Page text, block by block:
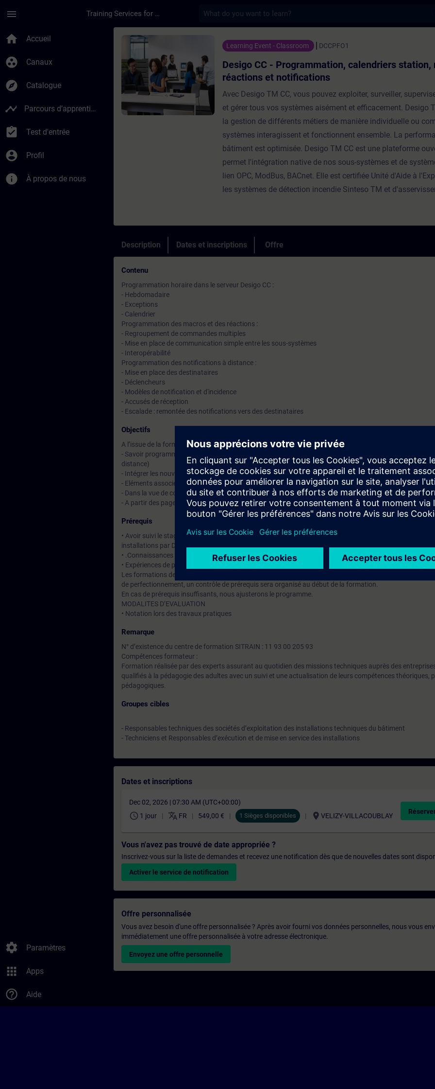
menu Training Services for Digital Industries
home Accueil
group_work Canaux
explore Catalogue
timeline Parcours d’apprentissage
assignment_turned_in Test d'entrée
account_circle Profil
info À propos de nous
settings Paramètres
apps Apps
help_outline Aide
Cours - Desigo CC - Programmation, calendriers station,
Learning Event - Classroom DCCPFO1
Desigo CC - Programmation, calendriers station,
réactions et notifications
Avec Desigo TM CC, vous pouvez exploiter, surveiller,
et gérer tous vos systèmes aisément et efficacement. Desigo
la gestion de différents métiers de manière individuelle ou
systèmes interagissent et fonctionnent ensemble. La
bâtiment est optimisée. Desigo TM CC est une plateforme
permet l'intégration native de nos sous-systèmes et de
lien OPC, ModBus, BACnet. Elle est certifiée Unité d'Aide à
les systèmes de détection incendie Sinteso TM et
Répartition
50% Théorie, 50% Pratique
Evaluation des acquis Oui
Description Dates et inscriptions Offre
Contenu
Programmation horaire dans le serveur Desigo CC :
- Hebdomadaire
- Exceptions
- Calendrier
Programmation des macros et des réactions :
- Regroupement de commandes multiples
- Mise en place de communication simple entre les sous-systèmes
- Interopérabilité
Programmation des notifications à distance :
- Mise en place des destinataires
- Déclencheurs
- Modèles de notification et d'incidence
- Accusés de réception
- Escalade : remontée des notifications vers des destinataires
Objectifs
A l’issue de la formation, le stagiaire sera capable de :
- Savoir programmer des fonctionnalités avancées de Desigo CC (calendriers station, macros - réactions,
distance)
- Intégrer les nouvelles programmations en accessibilité utilisateurs:
- Eléments associés
- Dans la vue de conduite
- A partir des pages graphiques
Prérequis
• Avoir suivi le stage DCC.N1a – Exploitation ou utiliser au quotidien la conduite avancée d’installation de
installations par Desigo CC.
• .Connaissances des systèmes d’exploitation informatiques
• Expériences de programmation de systèmes de GTB
Les formations de niveau bases ne nécessitent pas de prérequis. Pour les formations de niveau
de perfectionnement, un contrôle de prérequis sera organisé au début de la formation.
En cas de prérequis insuffisants, nous ajusterons le programme.
MODALITES D’EVALUATION
• Notation lors des travaux pratiques
Remarque
N° d’existence du centre de formation SITRAIN : 11 93 00 205 93
Compétences formateur :
Formation réalisée par des experts assurant au quotidien des missions techniques auprès des
qualifiés à la pédagogie des adultes avec un suivi et une actualisation de leurs compétences théoriques,
pédagogiques.
Groupes cibles
- Responsables techniques des sociétés d’exploitation des installations techniques du bâtiment
- Techniciens et Responsables d’exécution et de mise en service des installations
Dates et inscriptions
Dec 02, 2026 | 07:30 AM (UTC+00:00)
schedule 1 jour translate FR 549,00 € 1 Sièges disponibles location_on VELIZY-VILLACOUBLAY
Vous n'avez pas trouvé de date appropriée ?
Inscrivez-vous sur la liste de demandes et recevez une notification dès que de nouvelles dates sont
Activer le service de notification
Offre personnalisée
Vous avez besoin d'une offre personnalisée ? Après avoir fourni vos données personnelles, nous vous
immédiatement une offre personnalisée à votre adresse électronique.
Envoyez une offre personnelle